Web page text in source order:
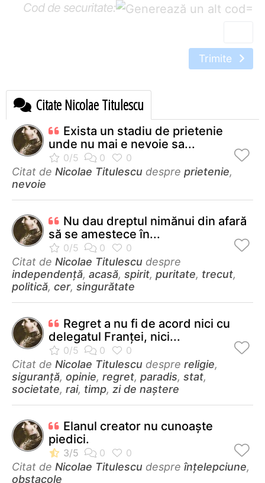
Cod de securitate: =
Trimite
Citate Nicolae Titulescu
Exista un stadiu de prietenie
unde nu mai e nevoie sa...
Citat de Nicolae Titulescu despre prietenie,
nevoie
Nu dau dreptul nimănui din afară
să se amestece în...
Citat de Nicolae Titulescu despre
independenţă, acasă, spirit, puritate, trecut,
politică, cer, singurătate
Regret a nu fi de acord nici cu
delegatul Franţei, nici...
Citat de Nicolae Titulescu despre religie,
siguranță, opinie, regret, paradis, stat,
societate, rai, timp, zi de naștere
Elanul creator nu cunoaște
piedici.
Citat de Nicolae Titulescu despre înțelepciune,
obstacole